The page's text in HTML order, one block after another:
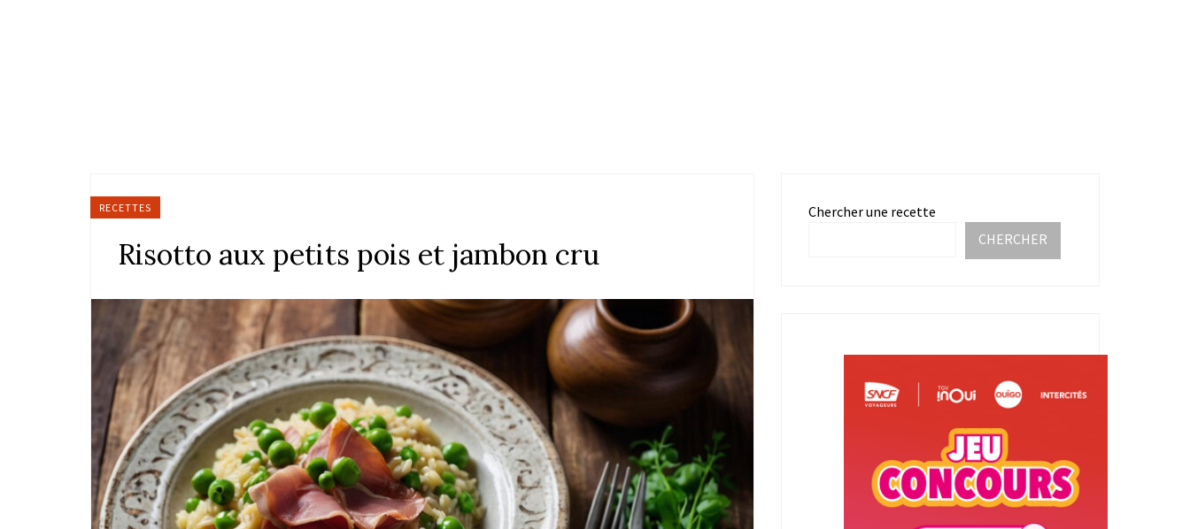
RECETTES
Risotto aux petits pois et jambon cru
Chercher une recette
CHERCHER